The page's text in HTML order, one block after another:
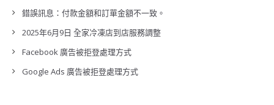
錯誤訊息：付款金額和訂單金額不一致。
2025年6月9日 全家冷凍店到店服務調整
Facebook 廣告被拒登處理方式
Google Ads 廣告被拒登處理方式